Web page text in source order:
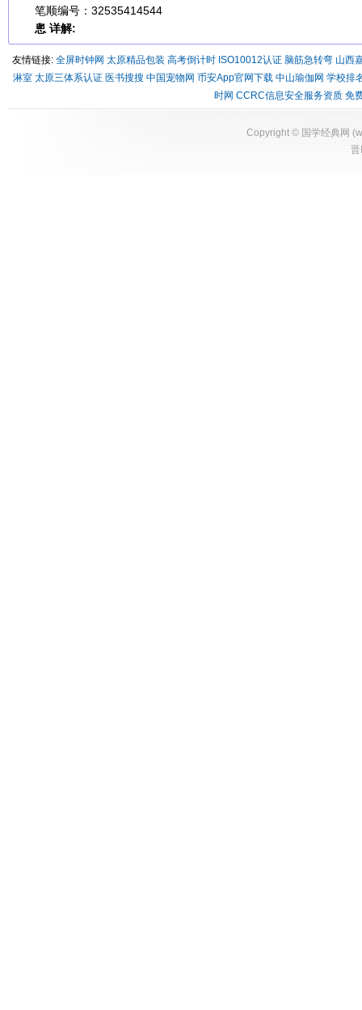
笔顺编号：32535414544
悤 详解:
友情链接: 全屏时钟网 太原精品包装 高考倒计时 ISO10012认证 脑筋急转弯 山西
淋室 太原三体系认证 医书搜搜 中国宠物网 币安App官网下载 中山瑜伽网 学校排
时网 CCRC信息安全服务资质 免
Copyright © 国学经典网 (